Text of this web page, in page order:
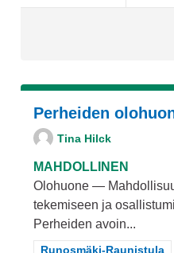
Perheiden
Tina Hilck
MAHDOLLINEN
Olohuone —
tekemiseen ja
Perheiden avoin...
Rajaa tulokset teeman
Runosmäki-Raunistula